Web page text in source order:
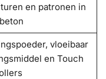
en patronen in
vloeibaar
en Touch